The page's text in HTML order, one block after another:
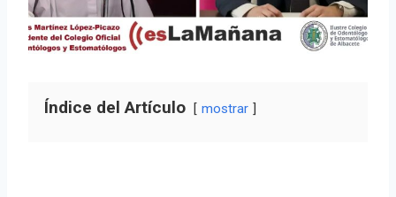
Índice del Artículo mostrar